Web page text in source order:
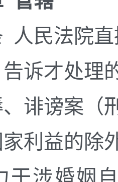
民法院直
才处理
谤案（刑
利益的除
婚姻自